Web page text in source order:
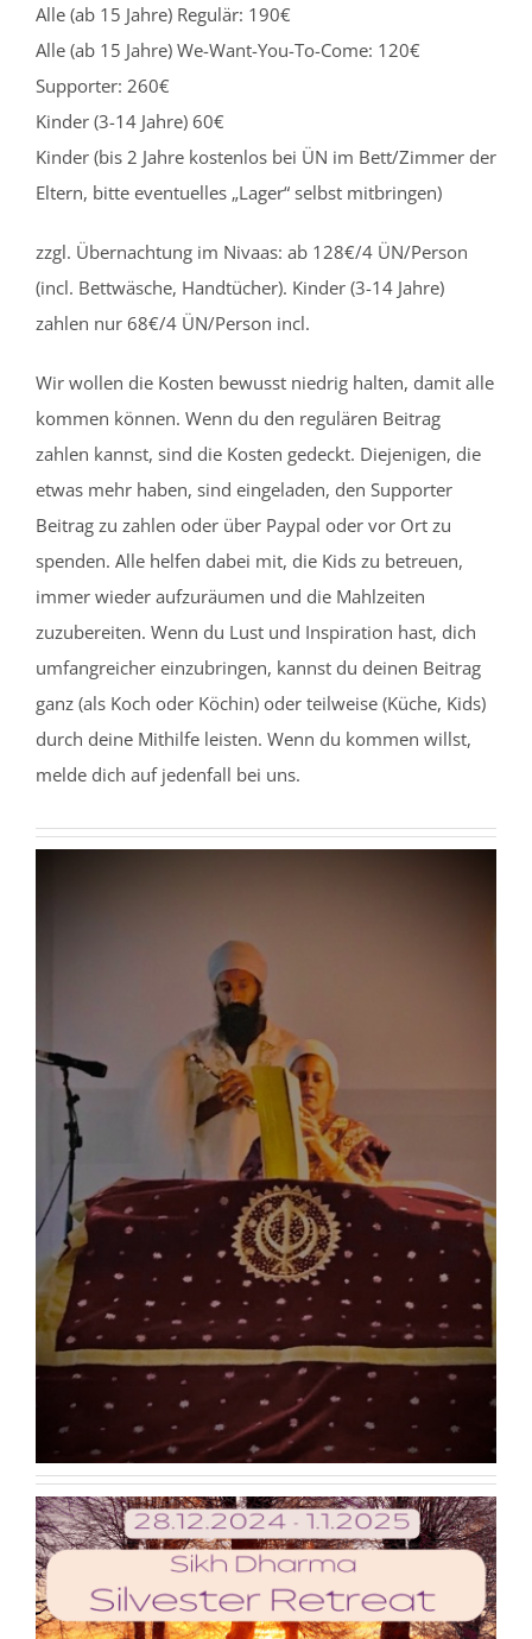
Alle (ab 15 Jahre) Regulär: 190€
Alle (ab 15 Jahre) We-Want-You-To-Come: 120€
Supporter: 260€
Kinder (3-14 Jahre) 60€
Kinder (bis 2 Jahre kostenlos bei ÜN im Bett/Zimmer der
Eltern, bitte eventuelles „Lager“ selbst mitbringen)
zzgl. Übernachtung im Nivaas: ab 128€/4 ÜN/Person
(incl. Bettwäsche, Handtücher). Kinder (3-14 Jahre)
zahlen nur 68€/4 ÜN/Person incl.
Wir wollen die Kosten bewusst niedrig halten, damit alle
kommen können. Wenn du den regulären Beitrag
zahlen kannst, sind die Kosten gedeckt. Diejenigen, die
etwas mehr haben, sind eingeladen, den Supporter
Beitrag zu zahlen oder über Paypal oder vor Ort zu
spenden. Alle helfen dabei mit, die Kids zu betreuen,
immer wieder aufzuräumen und die Mahlzeiten
zuzubereiten. Wenn du Lust und Inspiration hast, dich
umfangreicher einzubringen, kannst du deinen Beitrag
ganz (als Koch oder Köchin) oder teilweise (Küche, Kids)
durch deine Mithilfe leisten. Wenn du kommen willst,
melde dich auf jedenfall bei uns.